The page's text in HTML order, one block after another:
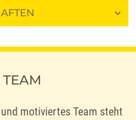
TEAM
motiviertes Team steht